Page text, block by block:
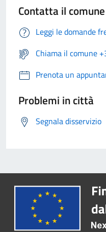
Contatta il comune
Leggi le domande
Chiama il comune
Prenota un
Problemi in città
Segnala disservizio